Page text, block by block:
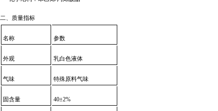
二、质量指标
名称 参数
外观 乳白色液体
气味 特殊原料气味
固含量 40±2%